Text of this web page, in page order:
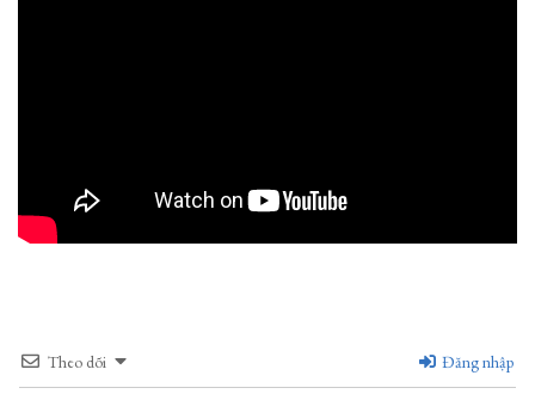
Theo dõi Đăng nhập